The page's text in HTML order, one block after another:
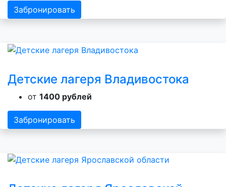
Забронировать
Детские лагеря Владивостока
от 1400 рублей
Забронировать